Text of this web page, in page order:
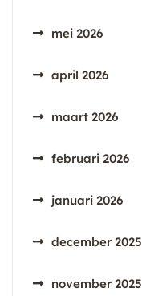
mei 2026
april 2026
maart 2026
februari 2026
januari 2026
december 2025
november 2025